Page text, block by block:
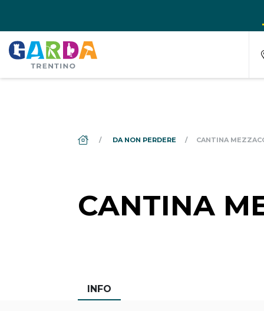
DS_BREADCRUMB.HOME
DA NON PERDERE CANTINA
CANTINA
INFO